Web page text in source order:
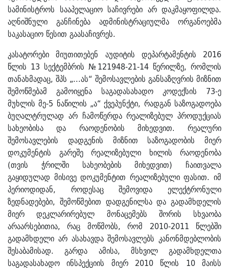
სამინისტროს სააპელაციო საჩივრები არ დაკმაყოფილდა.
აღნიშნული განჩინება ადმინისტრაციულმა ორგანოებმა
საკასაციო წესით გაასაჩივრეს.
კასატორები მიუთითებენ აუდიტის დეპარტამენტის 2016
წლის 13 სექტემბრის №121948-21-14 წერილზე, რომლის
თანახმადაც, შპს „...ას“ შემოსავლების განსაზღვრის მიზნით
შემოწმებამ გამოიყენა საგადასახადო კოდექსის 73-ე
მუხლის მე-5 ნაწილის „ა“ ქვეპუნქტი, რადგან საზოგადოება
ბუღალტრულად არ ჩამოწერდა რეალიზებულ პროდუქციას
სახეობისა და რაოდენობის მიხედვით. რეალური
შემოსავლების დადგენის მიზნით საზოგადობის მიერ
დოკუმენტის გარეშე რეალიზებული ხილის რაოდენობა
(თვის ჭრილში სახეობების მიხედვით) ჩაითვალა
გაყიდულად მისივე დოკუმენტით რეალიზებული ფასით. იმ
პერიოდიდან, როდესაც შემოვიდა ელექტრონული
ზედნადებები, შემოწმებით დადგენილსა და გადამხდელის
მიერ დეკლარირებულ მონაცემებს შორის სხვაობა
არაარსებითია, რაც მოწმობს, რომ 2010-2011 წლებში
გადამხდელი არ ასახავდა შემოსავლებს კანონმდებლობის
შესაბამისად. გარდა ამისა, მსხვილ გადამხდელთა
საგადასახადო ინსპექციის მიერ 2010 წლის 10 მაისს